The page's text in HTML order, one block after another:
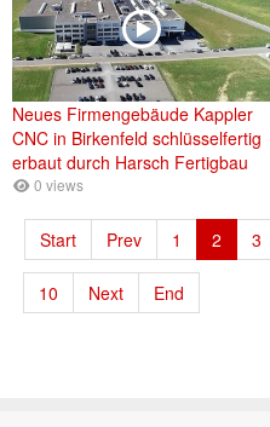
Neues Firmengebäude Kappler
CNC in Birkenfeld schlüsselfertig
erbaut durch Harsch Fertigbau
0 views
Start Prev 1 2 3
10 Next End